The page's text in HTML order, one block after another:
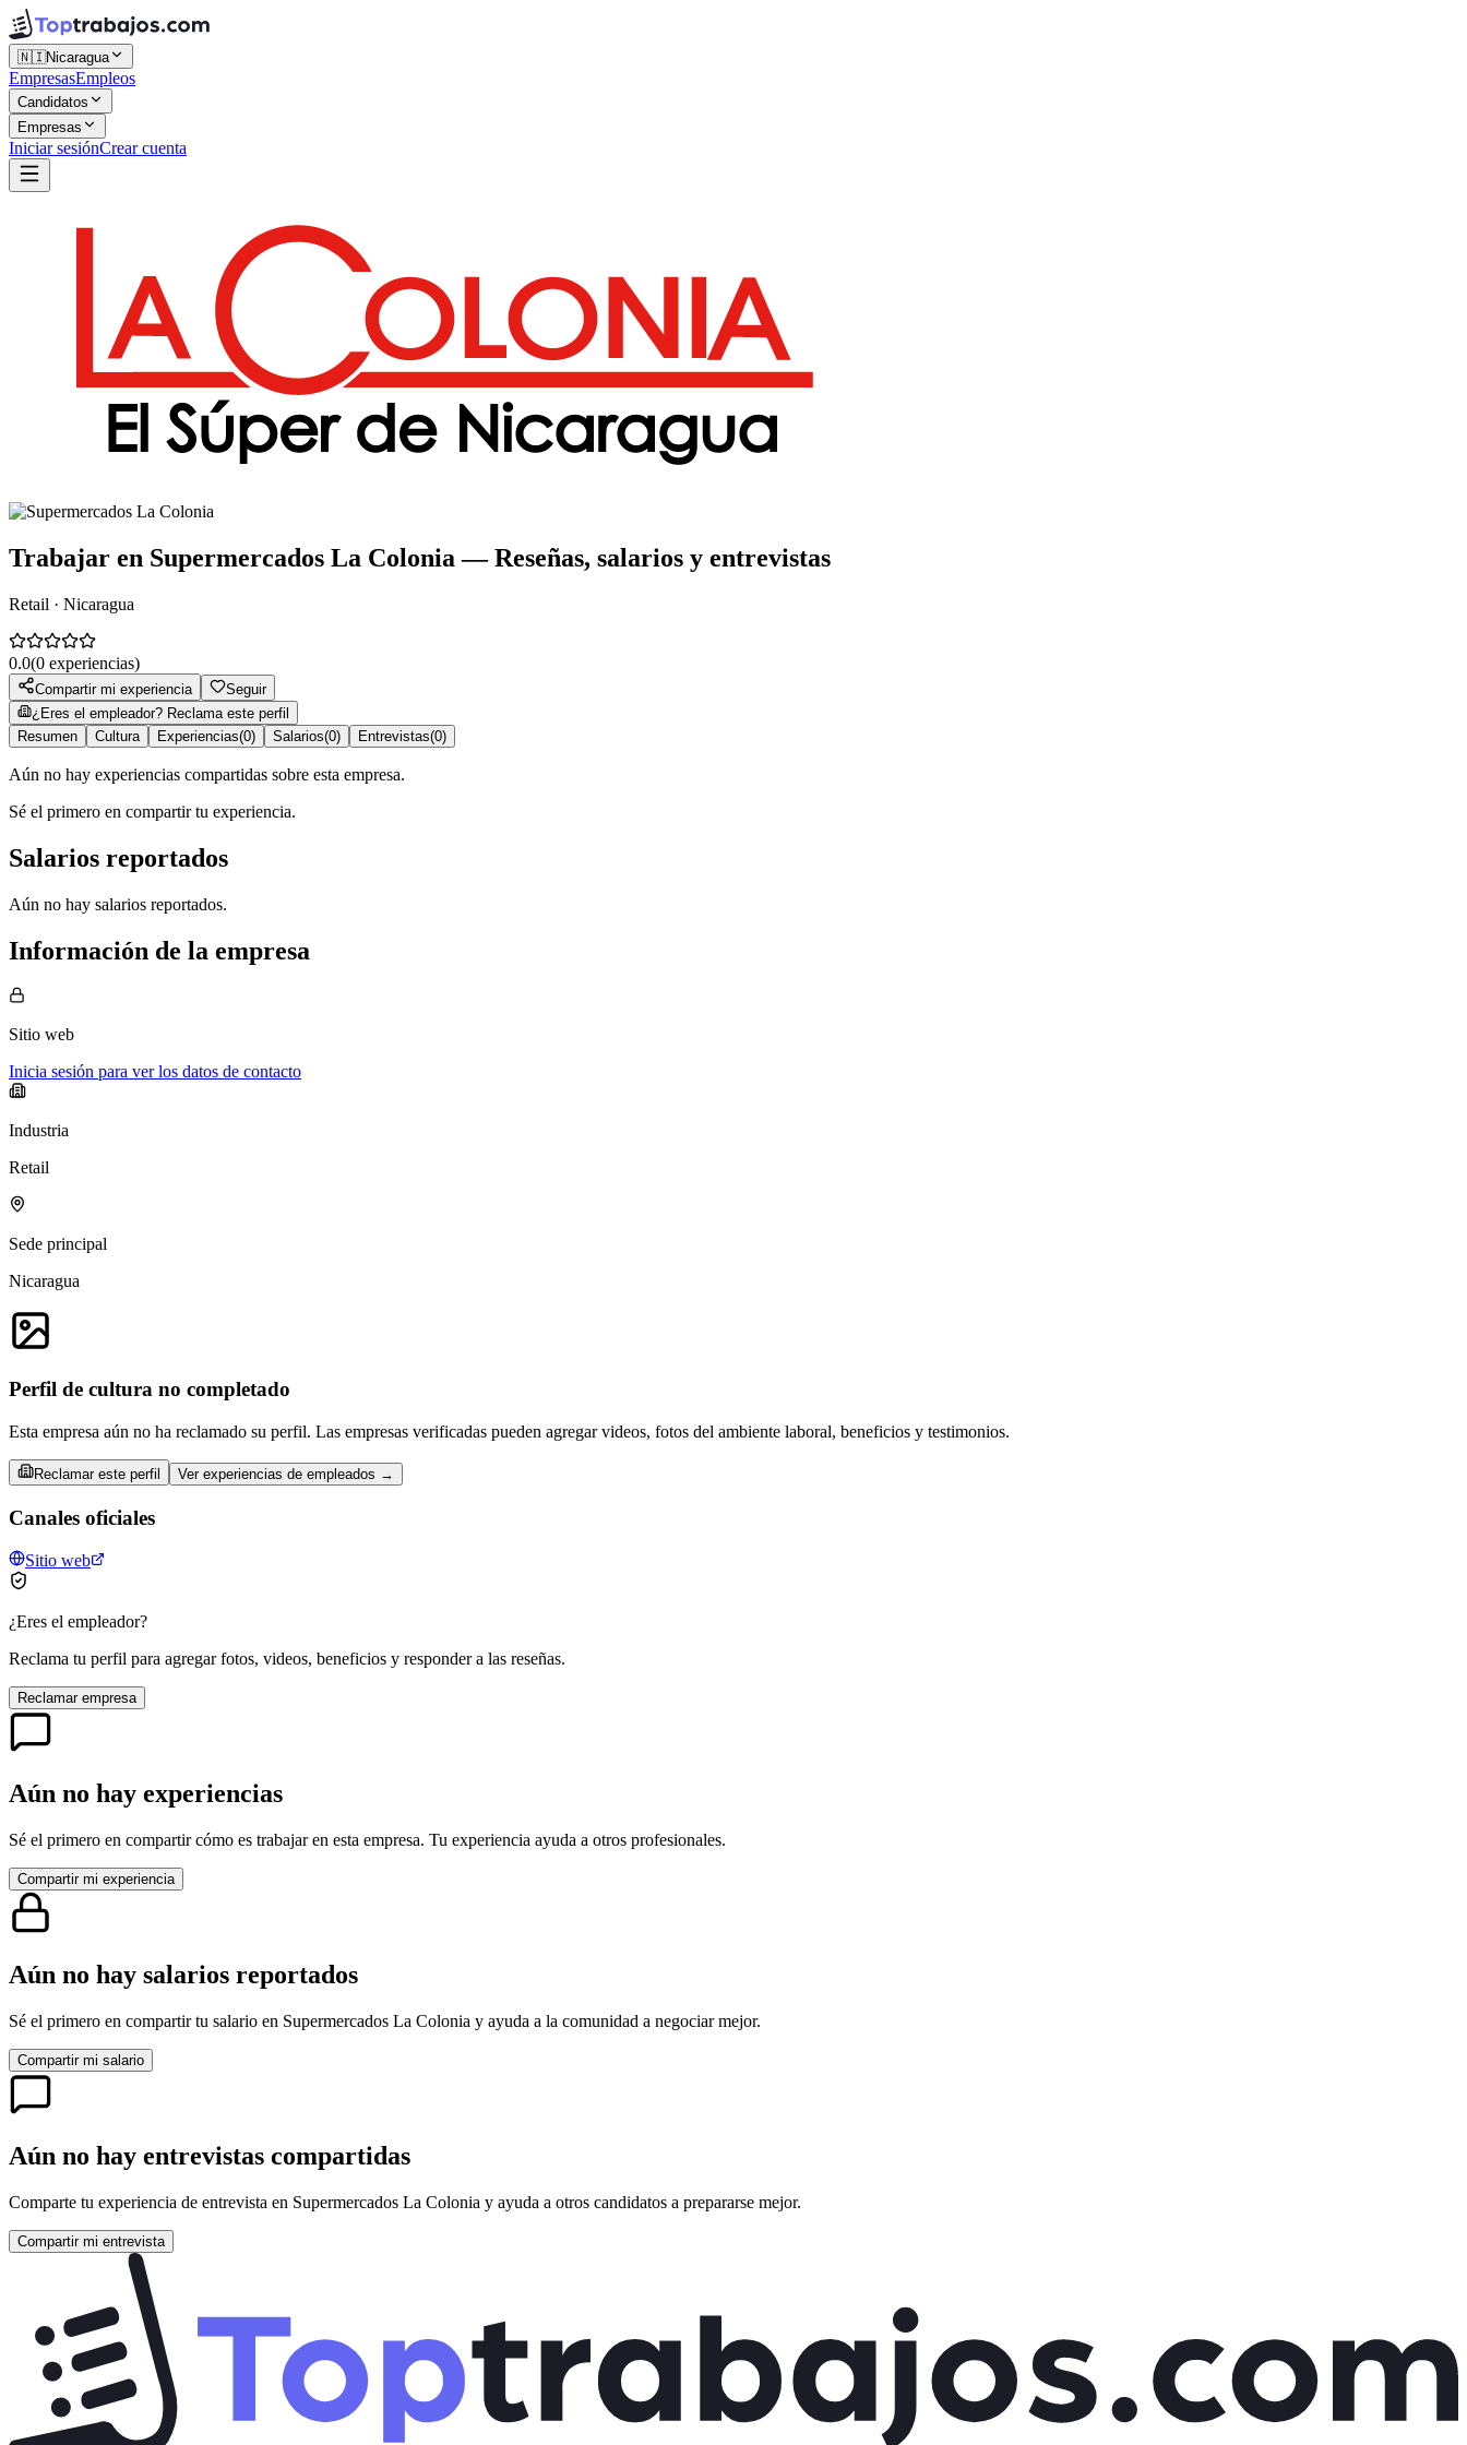
🇳🇮Nicaragua
EmpresasEmpleos
Candidatos
Empresas
Iniciar sesiónCrear cuenta
Trabajar en Supermercados La Colonia — Reseñas, salarios y entrevistas
Retail · Nicaragua
0.0(0 experiencias)
Compartir mi experiencia
Seguir
¿Eres el empleador? Reclama este perfil
Resumen
Cultura Experiencias(0) Salarios(0) Entrevistas(0)
Aún no hay experiencias compartidas sobre esta empresa.
Sé el primero en compartir tu experiencia.
Salarios reportados
Aún no hay salarios reportados.
Información de la empresa
Sitio web
Inicia sesión para ver los datos de contacto
Industria
Retail
Sede principal
Nicaragua
Perfil de cultura no completado
Esta empresa aún no ha reclamado su perfil. Las empresas verificadas pueden agregar videos, fotos del ambiente laboral, beneficios y testimonios.
Reclamar este perfil Ver experiencias de empleados →
Canales oficiales
Sitio web
¿Eres el empleador?
Reclama tu perfil para agregar fotos, videos, beneficios y responder a las reseñas.
Reclamar empresa
Aún no hay experiencias
Sé el primero en compartir cómo es trabajar en esta empresa. Tu experiencia ayuda a otros profesionales.
Compartir mi experiencia
Aún no hay salarios reportados
Sé el primero en compartir tu salario en Supermercados La Colonia y ayuda a la comunidad a negociar mejor.
Compartir mi salario
Aún no hay entrevistas compartidas
Comparte tu experiencia de entrevista en Supermercados La Colonia y ayuda a otros candidatos a prepararse mejor.
Compartir mi entrevista